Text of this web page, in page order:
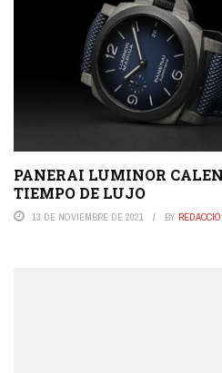
PANERAI LUMINOR
TIEMPO DE LUJO
13 DE NOVIEMBRE DE 2021 BY